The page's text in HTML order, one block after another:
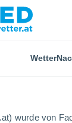
wurde von
Wetter